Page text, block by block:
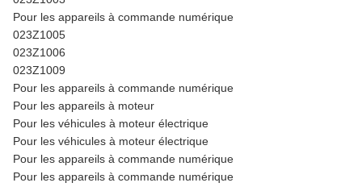
Pour les appareils à commande numérique
023Z1005
023Z1006
023Z1009
Pour les appareils à commande numérique
Pour les appareils à moteur
Pour les véhicules à moteur électrique
Pour les véhicules à moteur électrique
Pour les appareils à commande numérique
Pour les appareils à commande numérique